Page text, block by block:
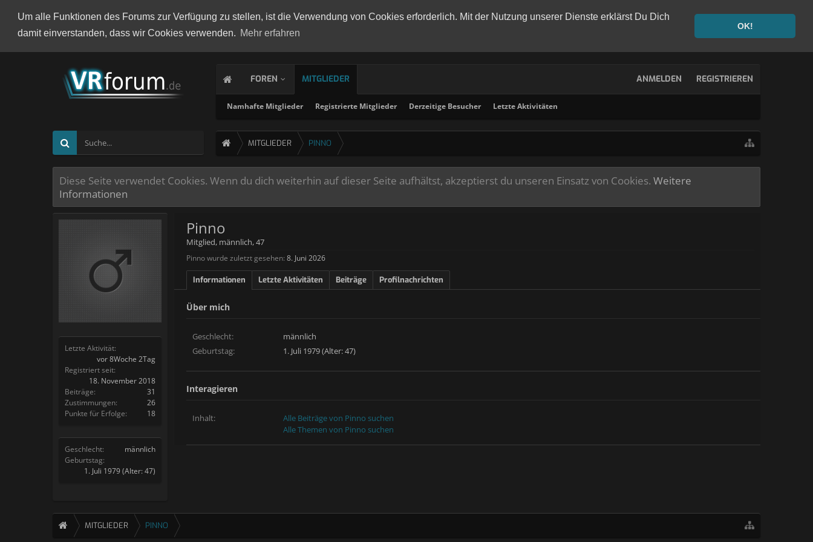
Um alle Funktionen des Forums zur Verfügung zu stellen, ist die Verwendung von Cookies erforderlich. Mit der Nutzung unserer Dienste erklärst Du Dich
damit einverstanden, dass wir Cookies verwenden. Mehr erfahren
OK!
FOREN MITGLIEDER
Namhafte Mitglieder Registrierte Mitglieder Derzeitige Besucher Letzte Aktivitäten
ANMELDEN REGISTRIEREN
MITGLIEDER PINNO
Diese Seite verwendet Cookies. Wenn du dich weiterhin auf dieser Seite aufhältst, akzeptierst du unseren Einsatz von Cookies. Weitere
Informationen
Letzte Aktivität:
vor 8Woche 2Tag
Registriert seit:
18. November 2018
Beiträge:
31
Zustimmungen:
26
Punkte für Erfolge:
18
Geschlecht:
männlich
Geburtstag:
1. Juli 1979(Alter: 47)
Pinno
Mitglied, männlich, 47
Pinno wurde zuletzt gesehen: 8. Juni 2026
Informationen Letzte Aktivitäten Beiträge Profilnachrichten
Über mich
Geschlecht:
männlich
Geburtstag:
1. Juli 1979 (Alter: 47)
Interagieren
Inhalt:
Alle Beiträge von Pinno suchen
Alle Themen von Pinno suchen
MITGLIEDER PINNO